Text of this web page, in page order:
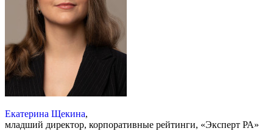
Екатерина Щекина,
младший директор, корпоративные рейтинги, «Эксперт РА»